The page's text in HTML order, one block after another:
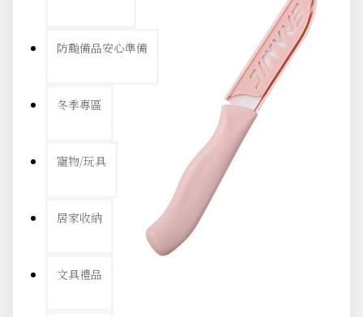
防颱備品安心準備
冬季專區
寵物/玩具
居家收納
文具禮品